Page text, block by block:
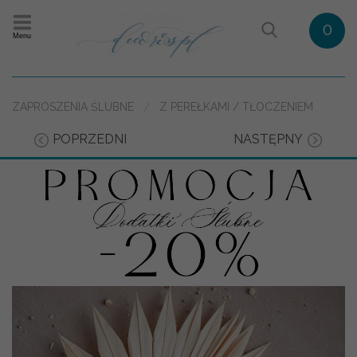
Menu 0
ZAPROSZENIA ŚLUBNE Z PEREŁKAMI / TŁOCZENIEM
POPRZEDNI NASTĘPNY